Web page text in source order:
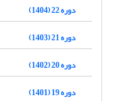
دوره 22 (1404)
دوره 21 (1403)
دوره 20 (1402)
دوره 19 (1401)